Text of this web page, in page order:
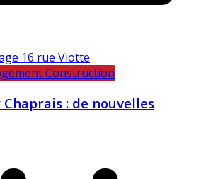
Construction
: de nouvelles